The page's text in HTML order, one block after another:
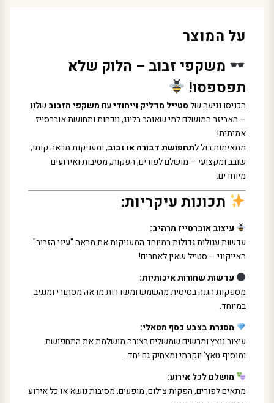
על המוצר
משקפי זבוב – הלוק שלא
תפספסו!
הכניסו נגיעה שלסטייל מדליק וייחודיעםמשקפי הזבוב שלנו
– האביזר המושלם למי שאוהב בלינג, נוכחות ותחושת אוברסייז
אמיתית!
מתאימות בול לתחפושת דבורה או זבוב, ומעניקות מראה קומי,
שובב ומקצועי – מושלם לפורים, הפקות, מסיבות ואירועים
מיוחדים.
תכונות עיקריות:
עיצוב אוברסייז מרהיב:
עדשות עגולות גדולות במיוחד המעניקות את מראה "עיני הזבוב"
האייקוני – סטייל שאין לאחרים!
עדשות שחורות איכותיות:
מספקות הגנה בסיסית מהשמש ומשדרות מראה מסתורי ומגניב
במיוחד.
מסגרת בצבע כסף מטאלי:
עיצוב נוצץ ומרשים שמשלים בצורה מושלמת את התחפושת
ומוסיף טאץ’ יוקרתי ומצחיק גם יחד.
מושלם לכל אירוע:
מתאים לפורים, הפקות צילום, מופעים, מסיבות נושא או כל אירוע